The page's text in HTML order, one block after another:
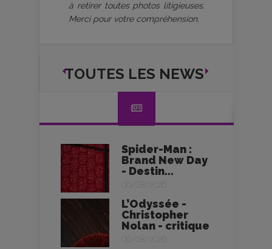
à retirer toutes photos litigieuses.
Merci pour votre compréhension.
TOUTES LES NEWS
Spider-Man :
Brand New Day
- Destin...
06/08/2026
L’Odyssée -
Christopher
Nolan - critique
06/08/2026